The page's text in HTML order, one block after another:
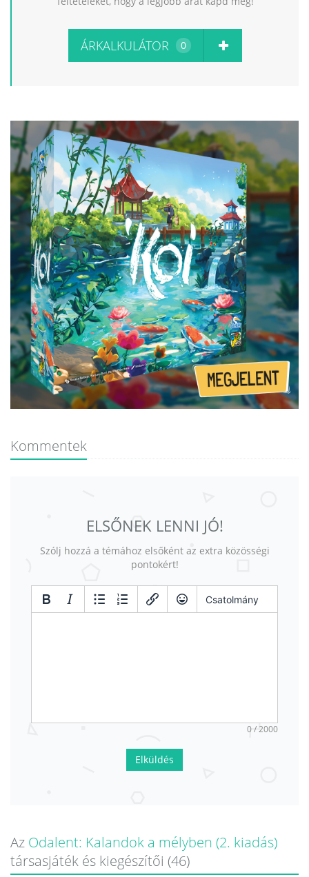
ÁRKALKULÁTOR 0
Kommentek
ELSŐNEK LENNI JÓ!
Szólj hozzá a témához elsőként az extra közösségi
pontokért!
Csatolmány
0 / 2000
Elküldés
Az Odalent: Kalandok a mélyben (2. kiadás)
társasjáték és kiegészítői (46)